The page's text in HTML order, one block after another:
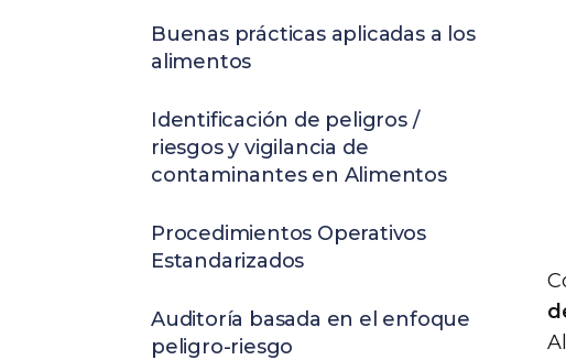
Buenas prácticas aplicadas a los
alimentos
Identificación de peligros /
riesgos y vigilancia de
contaminantes en Alimentos
Procedimientos Operativos
Estandarizados
Auditoría basada en el enfoque
peligro-riesgo